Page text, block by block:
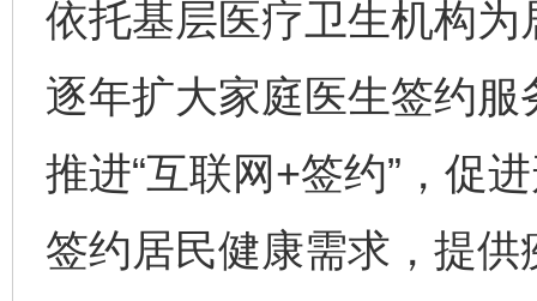
依托基层医疗卫生机构
逐年扩大家庭医生签约
推进“互联网+签约”，促
签约居民健康需求，提